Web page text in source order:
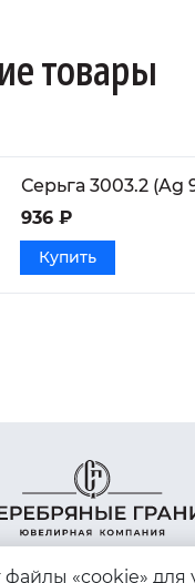
товары
Серьга 3003.2 (Ag
936 ₽
Купить
«cookie» для